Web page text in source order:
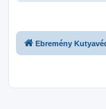
Ebremény